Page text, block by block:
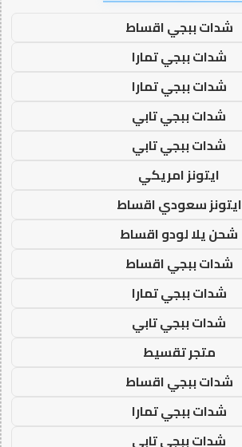
شدات ببجي اقساط
شدات ببجي تمارا
شدات ببجي تمارا
شدات ببجي تابي
شدات ببجي تابي
ايتونز امريكي
ايتونز سعودي اقساط
شحن يلا لودو اقساط
شدات ببجي اقساط
شدات ببجي تمارا
شدات ببجي تابي
متجر تقسيط
شدات ببجي اقساط
شدات ببجي تمارا
شدات ببجي تابي